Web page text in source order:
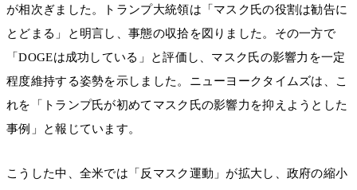
が相次ぎました。トランプ大統領は「マスク氏の役割は勧告に
とどまる」と明言し、事態の収拾を図りました。その一方で
「DOGEは成功している」と評価し、マスク氏の影響力を一定
程度維持する姿勢を示しました。ニューヨークタイムズは、こ
れを「トランプ氏が初めてマスク氏の影響力を抑えようとした
事例」と報じています。
こうした中、全米では「反マスク運動」が拡大し、政府の縮小